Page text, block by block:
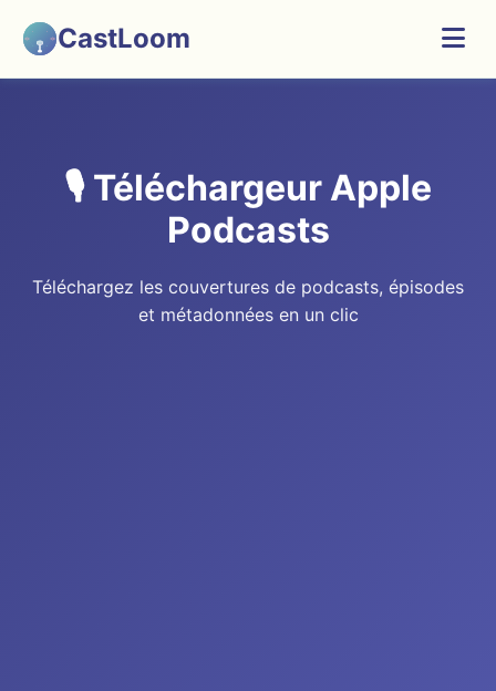
CastLoom
🎙️ Téléchargeur Apple
Podcasts
Téléchargez les couvertures de podcasts, épisodes
et métadonnées en un clic